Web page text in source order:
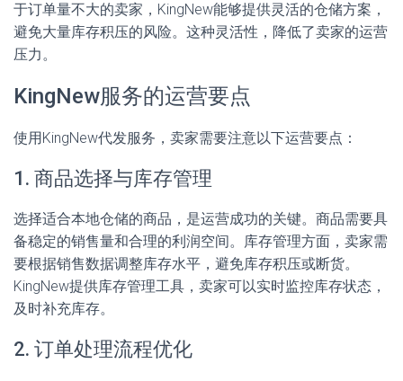
于订单量不大的卖家，KingNew能够提供灵活的仓储方案，
避免大量库存积压的风险。这种灵活性，降低了卖家的运营
压力。
KingNew服务的运营要点
使用KingNew代发服务，卖家需要注意以下运营要点：
1. 商品选择与库存管理
选择适合本地仓储的商品，是运营成功的关键。商品需要具
备稳定的销售量和合理的利润空间。库存管理方面，卖家需
要根据销售数据调整库存水平，避免库存积压或断货。
KingNew提供库存管理工具，卖家可以实时监控库存状态，
及时补充库存。
2. 订单处理流程优化